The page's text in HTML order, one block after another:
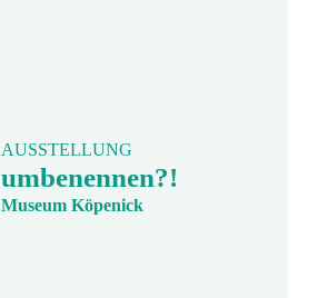
AUSSTELLUNG
umbenennen?!
Museum Köpenick